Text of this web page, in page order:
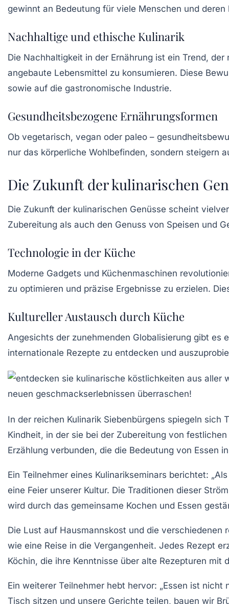
gewinnt an Bedeutung für viele Menschen und
Nachhaltige und ethische Kulinarik
Die Nachhaltigkeit in der Ernährung ist ein Trend,
angebaute Lebensmittel zu konsumieren. Diese
sowie auf die gastronomische Industrie.
Gesundheitsbezogene Ernährungsformen
Ob vegetarisch, vegan oder paleo –
nur das körperliche Wohlbefinden, sondern steigern
Die Zukunft der kulinarischen
Die Zukunft der kulinarischen Genüsse scheint
Zubereitung als auch den Genuss von Speisen und
Technologie in der Küche
Moderne Gadgets und Küchenmaschinen
zu optimieren und präzise Ergebnisse zu erzielen.
Kultureller Austausch durch Küche
Angesichts der zunehmenden Globalisierung gibt es
internationale Rezepte zu entdecken und
In der reichen Kulinarik Siebenbürgens spiegeln sich
Kindheit, in der sie bei der Zubereitung von festlichen
Erzählung verbunden, die die Bedeutung von Essen
Ein Teilnehmer eines Kulinarikseminars berichtet:
eine Feier unserer Kultur. Die Traditionen dieser
wird durch das gemeinsame Kochen und Essen
Die Lust auf Hausmannskost und die verschiedenen
wie eine Reise in die Vergangenheit. Jedes Rezept
Köchin, die ihre Kenntnisse über alte Rezepturen mit
Ein weiterer Teilnehmer hebt hervor: „Essen ist
Tisch sitzen und unsere Gerichte teilen, bauen wir